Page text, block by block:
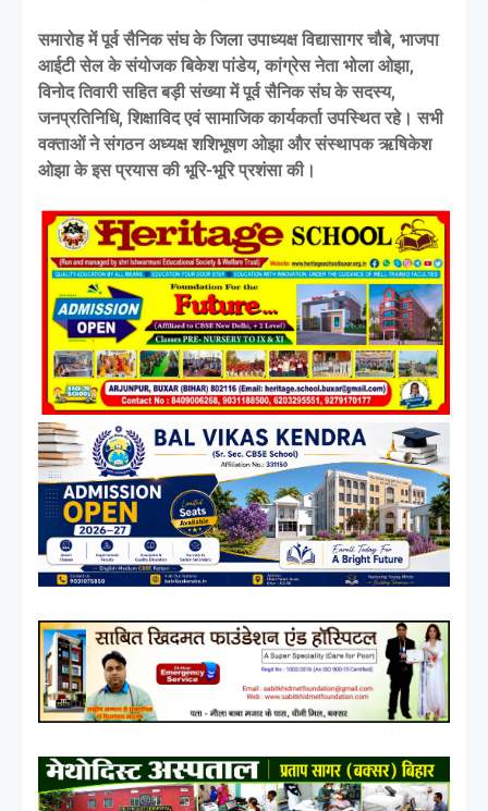
समारोह में पूर्व सैनिक संघ के जिला उपाध्यक्ष विद्यासागर चौबे, भाजपा
आईटी सेल के संयोजक बिकेश पांडेय, कांग्रेस नेता भोला ओझा,
विनोद तिवारी सहित बड़ी संख्या में पूर्व सैनिक संघ के सदस्य,
जनप्रतिनिधि, शिक्षाविद एवं सामाजिक कार्यकर्ता उपस्थित रहे। सभी
वक्ताओं ने संगठन अध्यक्ष शशिभूषण ओझा और संस्थापक ऋषिकेश
ओझा के इस प्रयास की भूरि-भूरि प्रशंसा की।